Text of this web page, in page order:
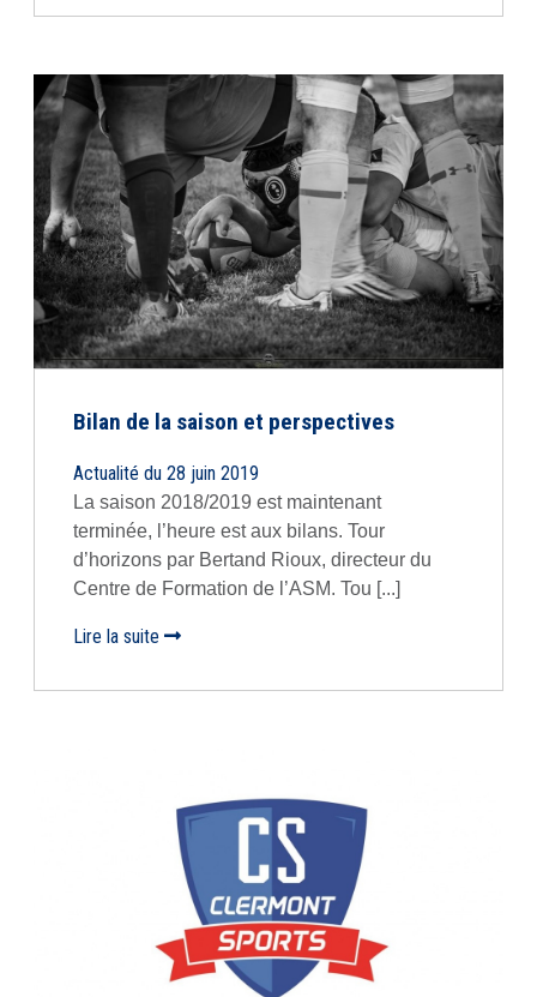
Bilan de la saison et perspectives
Actualité du 28 juin 2019
La saison 2018/2019 est maintenant
terminée, l’heure est aux bilans. Tour
d’horizons par Bertand Rioux, directeur du
Centre de Formation de l’ASM. Tou [...]
Lire la suite